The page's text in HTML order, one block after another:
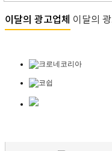
이달의 광고업체 이달의